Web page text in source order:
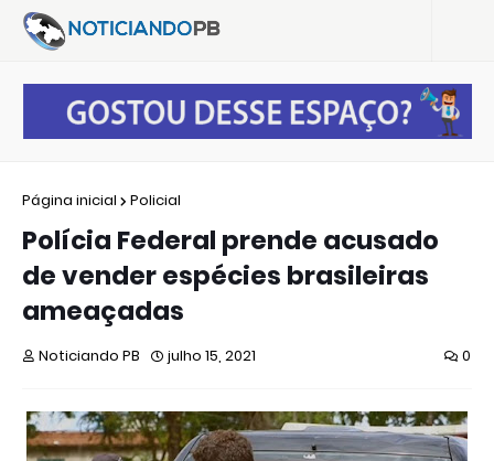
Página inicial Policial
Polícia Federal prende acusado
de vender espécies brasileiras
ameaçadas
Noticiando PB julho 15, 2021 0